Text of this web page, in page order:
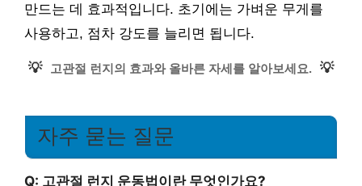
만드는 데 효과적입니다. 초기에는 가벼운 무게를
사용하고, 점차 강도를 늘리면 됩니다.
💡 고관절 런지의 효과와 올바른 자세를 알아보세요. 💡
자주 묻는 질문
Q: 고관절 런지 운동법이란 무엇인가요?